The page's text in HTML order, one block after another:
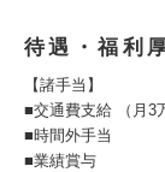
待遇・福利
【諸手当】
■交通費支給 （月3
■時間外手当
■業績賞与